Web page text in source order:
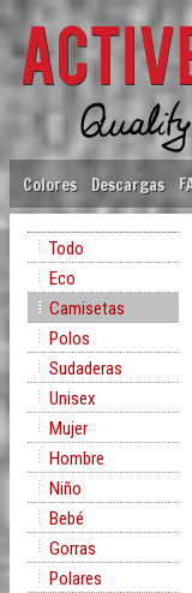
Colores Descargas
Todo
Eco
Camisetas
Polos
Sudaderas
Unisex
Mujer
Hombre
Niño
Bebé
Gorras
Polares